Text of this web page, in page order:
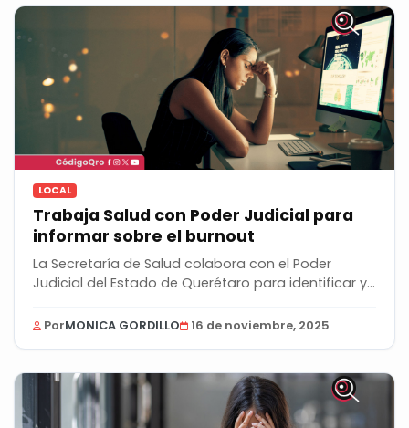
LOCAL
Trabaja Salud con Poder Judicial para
informar sobre el burnout
La Secretaría de Salud colabora con el Poder
Judicial del Estado de Querétaro para identificar y...
PorMONICA GORDILLO 16 de noviembre, 2025